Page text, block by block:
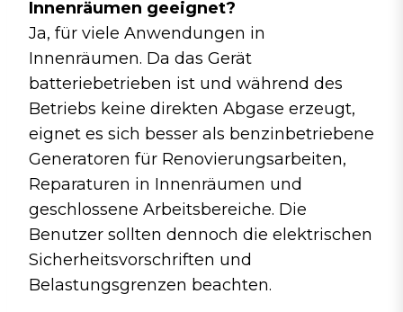
Innenräumen geeignet?
Ja, für viele Anwendungen in
Innenräumen. Da das Gerät
batteriebetrieben ist und während des
Betriebs keine direkten Abgase erzeugt,
eignet es sich besser als benzinbetriebene
Generatoren für Renovierungsarbeiten,
Reparaturen in Innenräumen und
geschlossene Arbeitsbereiche. Die
Benutzer sollten dennoch die elektrischen
Sicherheitsvorschriften und
Belastungsgrenzen beachten.